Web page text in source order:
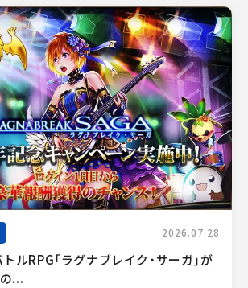
2026.07.28
ルRPG「ラグナブレイク・サーガ」が
...